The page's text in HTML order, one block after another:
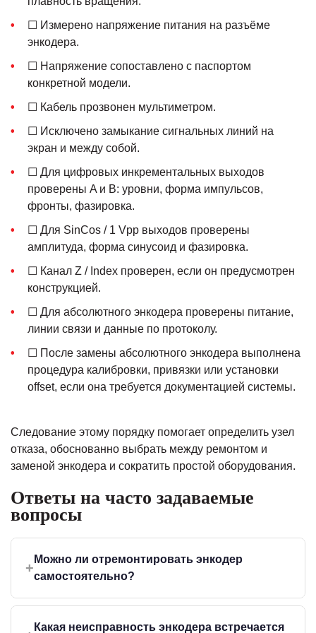
☐ Измерено напряжение питания на разъёме
энкодера.
☐ Напряжение сопоставлено с паспортом
конкретной модели.
☐ Кабель прозвонен мультиметром.
☐ Исключено замыкание сигнальных линий на
экран и между собой.
☐ Для цифровых инкрементальных выходов
проверены A и B: уровни, форма импульсов,
фронты, фазировка.
☐ Для SinCos / 1 Vpp выходов проверены
амплитуда, форма синусоид и фазировка.
☐ Канал Z / Index проверен, если он предусмотрен
конструкцией.
☐ Для абсолютного энкодера проверены питание,
линии связи и данные по протоколу.
☐ После замены абсолютного энкодера выполнена
процедура калибровки, привязки или установки
offset, если она требуется документацией системы.
Следование этому порядку помогает определить узел
отказа, обоснованно выбрать между ремонтом и
заменой энкодера и сократить простой оборудования.
Ответы на часто задаваемые
вопросы
+
Можно ли отремонтировать энкодер
самостоятельно?
Базовую диагностику можно выполнить
самостоятельно при наличии навыков работы с
Какая неисправность энкодера встречается